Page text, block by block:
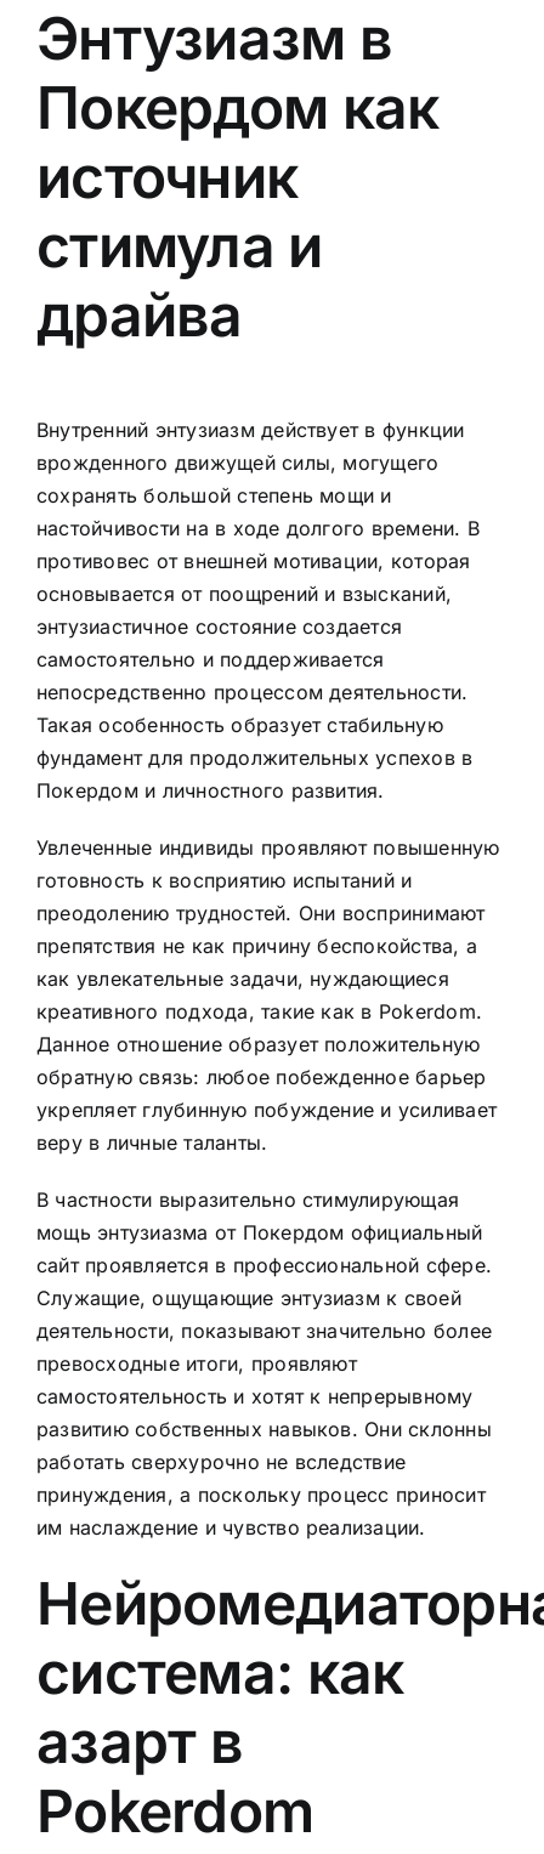
Энтузиазм в
Покердом как
источник
стимула и
драйва
Внутренний энтузиазм действует в функции
врожденного движущей силы, могущего
сохранять большой степень мощи и
настойчивости на в ходе долгого времени. В
противовес от внешней мотивации, которая
основывается от поощрений и взысканий,
энтузиастичное состояние создается
самостоятельно и поддерживается
непосредственно процессом деятельности.
Такая особенность образует стабильную
фундамент для продолжительных успехов в
Покердом и личностного развития.
Увлеченные индивиды проявляют повышенную
готовность к восприятию испытаний и
преодолению трудностей. Они воспринимают
препятствия не как причину беспокойства, а
как увлекательные задачи, нуждающиеся
креативного подхода, такие как в Pokerdom.
Данное отношение образует положительную
обратную связь: любое побежденное барьер
укрепляет глубинную побуждение и усиливает
веру в личные таланты.
В частности выразительно стимулирующая
мощь энтузиазма от Покердом официальный
сайт проявляется в профессиональной сфере.
Служащие, ощущающие энтузиазм к своей
деятельности, показывают значительно более
превосходные итоги, проявляют
самостоятельность и хотят к непрерывному
развитию собственных навыков. Они склонны
работать сверхурочно не вследствие
принуждения, а поскольку процесс приносит
им наслаждение и чувство реализации.
система: как
азарт в
Pokerdom